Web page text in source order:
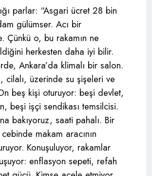
parlar: “Asgari ücret 28 bin
gülümser. Acı bir
Çünkü o, bu rakamın ne
herkesten daha iyi bilir.
Ankara’da klimalı bir salon.
cilalı, üzerinde su şişeleri ve
beş kişi oturuyor: beşi devlet,
beşi işçi sendikası temsilcisi.
bakıyoruz, saati pahalı. Bir
cebinde makam aracının
Konuşuluyor, rakamlar
enflasyon sepeti, refah